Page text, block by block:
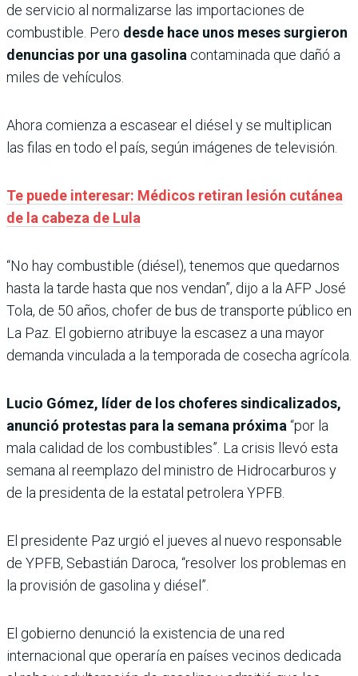
de servicio al normalizarse las importaciones de
combustible. Pero desde hace unos meses surgieron
denuncias por una gasolina contaminada que dañó a
miles de vehículos.
Ahora comienza a escasear el diésel y se multiplican
las filas en todo el país, según imágenes de televisión.
Te puede interesar: Médicos retiran lesión cutánea
de la cabeza de Lula
“No hay combustible (diésel), tenemos que quedarnos
hasta la tarde hasta que nos vendan”, dijo a la AFP José
Tola, de 50 años, chofer de bus de transporte público en
La Paz. El gobierno atribuye la escasez a una mayor
demanda vinculada a la temporada de cosecha agrícola.
Lucio Gómez, líder de los choferes sindicalizados,
anunció protestas para la semana próxima “por la
mala calidad de los combustibles”. La crisis llevó esta
semana al reemplazo del ministro de Hidrocarburos y
de la presidenta de la estatal petrolera YPFB.
El presidente Paz urgió el jueves al nuevo responsable
de YPFB, Sebastián Daroca, “resolver los problemas en
la provisión de gasolina y diésel”.
El gobierno denunció la existencia de una red
internacional que operaría en países vecinos dedicada